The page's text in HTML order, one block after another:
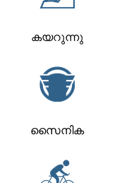
കയറുന്നു
സൈനിക